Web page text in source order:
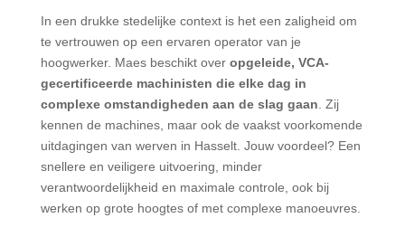
In een drukke stedelijke context is het een zaligheid om
te vertrouwen op een ervaren operator van je
hoogwerker. Maes beschikt over opgeleide, VCA-
gecertificeerde machinisten die elke dag in
complexe omstandigheden aan de slag gaan . Zij
kennen de machines, maar ook de vaakst voorkomende
uitdagingen van werven in Hasselt. Jouw voordeel? Een
snellere en veiligere uitvoering, minder
verantwoordelijkheid en maximale controle, ook bij
werken op grote hoogtes of met complexe manoeuvres.